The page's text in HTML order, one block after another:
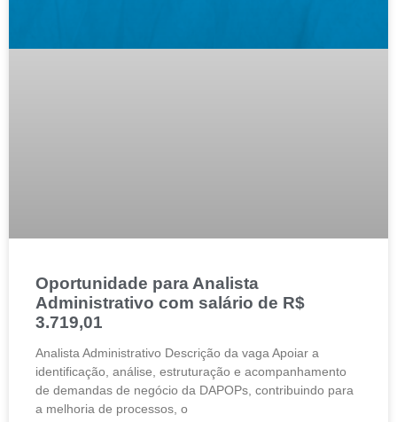
Oportunidade para Analista
Administrativo com salário de R$
3.719,01
Analista Administrativo Descrição da vaga Apoiar a
identificação, análise, estruturação e acompanhamento
de demandas de negócio da DAPOPs, contribuindo para
a melhoria de processos, o